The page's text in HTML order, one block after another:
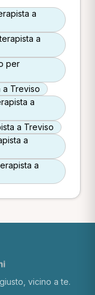
a
a
per
a Treviso
a
a Treviso
a
a
vicino a te.